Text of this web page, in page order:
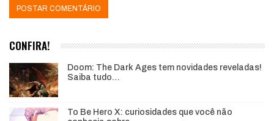
CONFIRA!
Doom: The Dark Ages tem novidades reveladas!
Saiba tudo…
To Be Hero X: curiosidades que você não